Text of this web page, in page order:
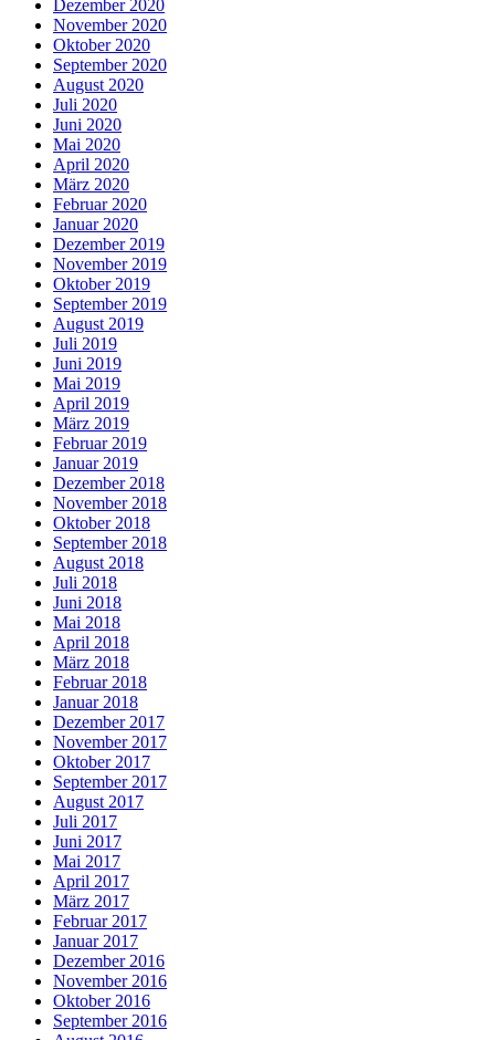
Dezember 2020
November 2020
Oktober 2020
September 2020
August 2020
Juli 2020
Juni 2020
Mai 2020
April 2020
März 2020
Februar 2020
Januar 2020
Dezember 2019
November 2019
Oktober 2019
September 2019
August 2019
Juli 2019
Juni 2019
Mai 2019
April 2019
März 2019
Februar 2019
Januar 2019
Dezember 2018
November 2018
Oktober 2018
September 2018
August 2018
Juli 2018
Juni 2018
Mai 2018
April 2018
März 2018
Februar 2018
Januar 2018
Dezember 2017
November 2017
Oktober 2017
September 2017
August 2017
Juli 2017
Juni 2017
Mai 2017
April 2017
März 2017
Februar 2017
Januar 2017
Dezember 2016
November 2016
Oktober 2016
September 2016